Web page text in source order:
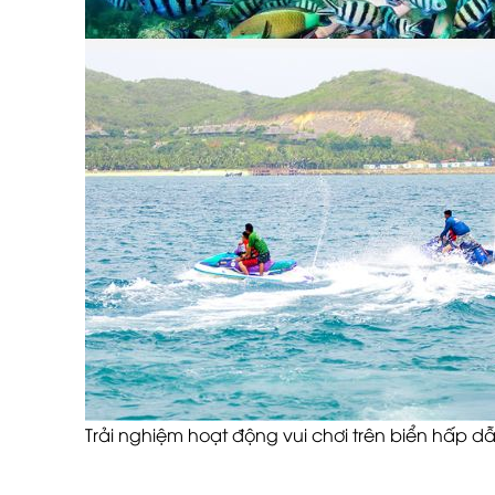
Trải nghiệm hoạt động vui chơi trên biển hấp